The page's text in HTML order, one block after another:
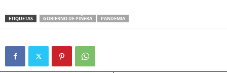
ETIQUETAS GOBIERNO DE PIÑERA PANDEMIA